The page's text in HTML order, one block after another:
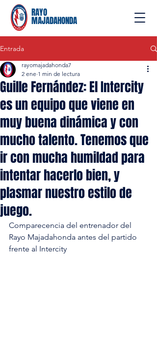
RAYO
MAJADAHONDA
Entrada
Guille Fernández: El Intercity
es un equipo que viene en
muy buena dinámica y con
mucho talento. Tenemos que
ir con mucha humildad para
intentar hacerlo bien, y
plasmar nuestro estilo de
juego.
rayomajadahonda7
2 ene 1 min de lectura
Comparecencia del entrenador del
Rayo Majadahonda antes del partido
frente al Intercity